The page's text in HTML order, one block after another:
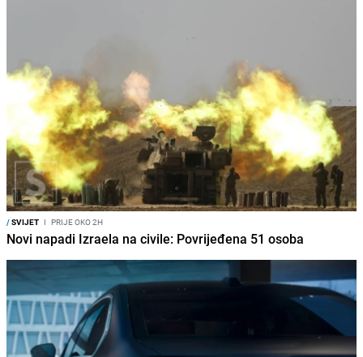
/SVIJET I PRIJE OKO 2H
Novi napadi Izraela na civile: Povrijeđena 51 osoba